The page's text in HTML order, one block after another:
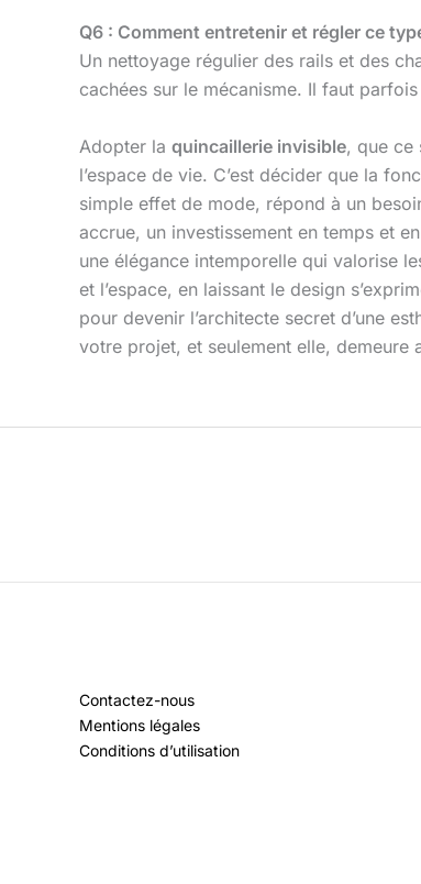
Q6 : Comment entretenir et régler ce
Un nettoyage régulier des rails et des
cachées sur le mécanisme. Il faut
Adopter la quincaillerie invisible, que ce
l’espace de vie. C’est décider que la
simple effet de mode, répond à un
accrue, un investissement en temps et
une élégance intemporelle qui valorise
et l’espace, en laissant le design
pour devenir l’architecte secret d’une
votre projet, et seulement elle, demeure
Contactez-nous
Mentions légales
Conditions d’utilisation